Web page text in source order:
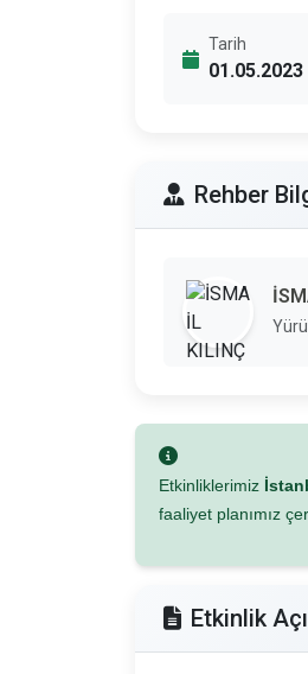
Tarih
01.05.2023
Rehber
Etkinliklerimiz
faaliyet planımız
Etkinlik